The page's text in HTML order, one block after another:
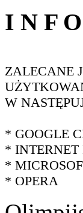
I N F O
ZALECANE
W
* GOOGLE
* INTERNET
*
* OPERA